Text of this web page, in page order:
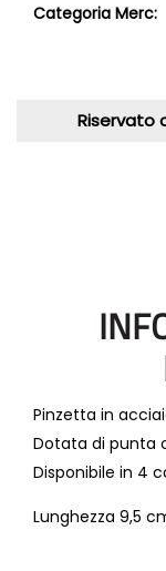
Categoria Merc:
Riservato
Pinzetta in
Dotata di punta
Disponibile in 4
Lunghezza 9,5